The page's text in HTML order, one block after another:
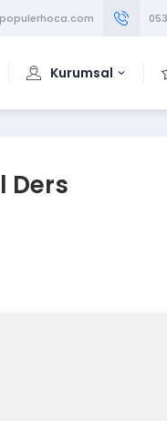
Kurumsal
Ders